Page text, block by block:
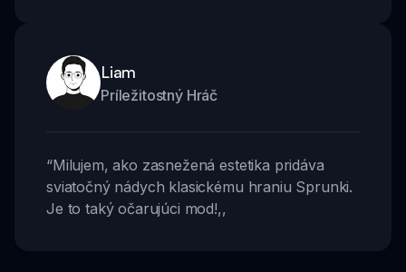
Liam
Príležitostný Hráč
“Milujem, ako zasnežená estetika pridáva
sviatočný nádych klasickému hraniu Sprunki.
Je to taký očarujúci mod!,,